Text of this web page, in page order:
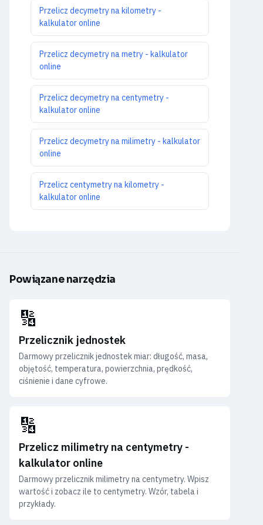
Przelicz decymetry na kilometry -
kalkulator online
Przelicz decymetry na metry - kalkulator
online
Przelicz decymetry na centymetry -
kalkulator online
Przelicz decymetry na milimetry - kalkulator
online
Przelicz centymetry na kilometry -
kalkulator online
Powiązane narzędzia
🔢
Przelicznik jednostek
Darmowy przelicznik jednostek miar: długość, masa,
objętość, temperatura, powierzchnia, prędkość,
ciśnienie i dane cyfrowe.
🔢
Przelicz milimetry na centymetry -
kalkulator online
Darmowy przelicznik milimetry na centymetry. Wpisz
wartość i zobacz ile to centymetry. Wzór, tabela i
przykłady.